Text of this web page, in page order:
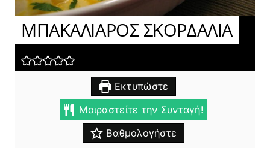
ΜΠΑΚΑΛΙΑΡΟΣ ΣΚΟΡΔΑΛΙΑ
Εκτυπώστε
Μοιραστείτε την Συνταγή!
Βαθμολογήστε